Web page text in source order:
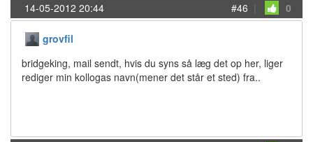
14-05-2012 20:44 #46 | 0
grovfil
bridgeking, mail sendt, hvis du syns så læg det op her, liger
rediger min kollogas navn(mener det står et sted) fra..